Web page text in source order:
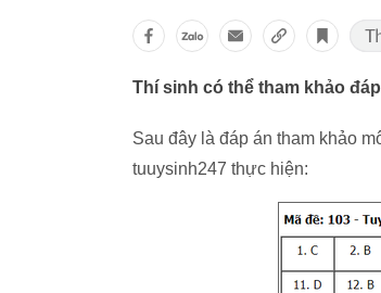
Thí sinh có thể tham khảo
Sau đây là đáp án tham khảo
tuuysinh247 thực hiện: